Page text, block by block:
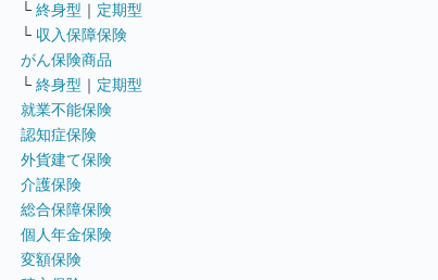
└ 終身型 ｜ 定期型
└ 収入保障保険
がん保険商品
└ 終身型 ｜ 定期型
就業不能保険
認知症保険
外貨建て保険
介護保険
総合保障保険
個人年金保険
変額保険